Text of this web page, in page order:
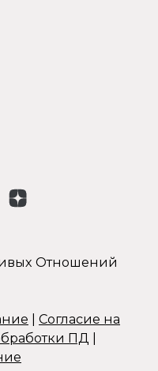
Отношений
Согласие на
ПД